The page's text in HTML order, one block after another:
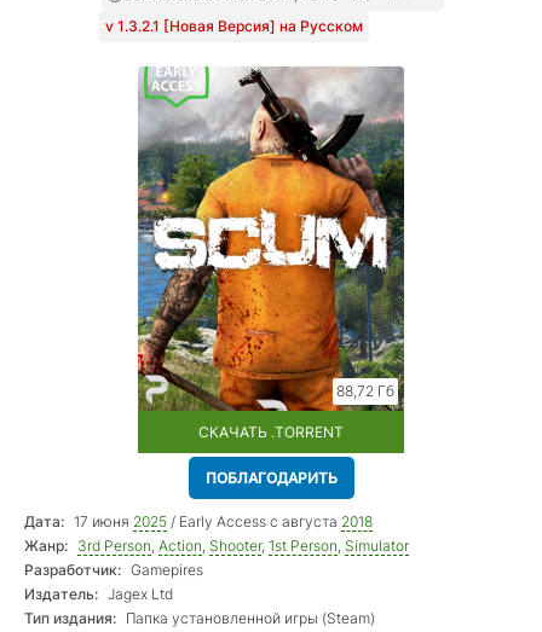
v 1.3.2.1 [Новая Версия] на Русском
88,72 Гб
СКАЧАТЬ .TORRENT
ПОБЛАГОДАРИТЬ
Дата: 17 июня 2025 / Early Access с августа 2018
Жанр: 3rd Person, Action, Shooter, 1st Person, Simulator
Разработчик: Gamepires
Издатель: Jagex Ltd
Тип издания: Папка установленной игры (Steam)